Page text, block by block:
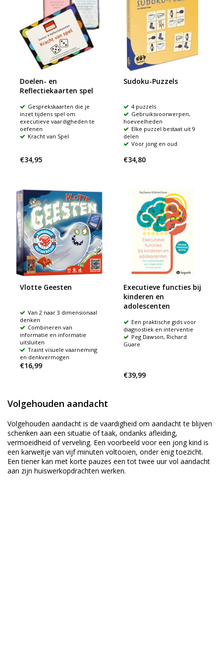
Doelen- en
Reflectiekaarten spel
Gesprekskaarten die je
inzet tijdens spel om
executieve vaardigheden te
oefenen
Kracht van Spel
€34,95
Sudoku-Puzzels
4 puzzels
Gebruiksvoorwerpen,
hoeveelheden
Elke puzzel bestaat uit 9
delen
Voor jong en oud
€34,80
Vlotte Geesten
Van 2 naar 3 dimensionaal
denken
Combineren van
informatie en informatie
uitsluiten
Traint visuele vaarneming
en denkvermogen
€16,99
Executieve functies bij
kinderen en
adolescenten
Een praktische gids voor
diagnostiek en interventie
Peg Dawson, Richard
Guare
€39,99
Volgehouden aandacht
Volgehouden aandacht is de vaardigheid om aandacht te blijven
schenken aan een situatie of taak, ondanks afleiding,
vermoeidheid of verveling. Een voorbeeld voor een jong kind is
een karweitje van vijf minuten voltooien, onder enig toezicht.
Een tiener kan met korte pauzes een tot twee uur vol aandacht
aan zijn huiswerkopdrachten werken.